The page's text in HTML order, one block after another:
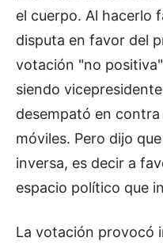
el cuerpo. Al hacerlo
disputa en favor del
votación "no
siendo
desempató en
móviles. Pero dijo
inversa, es decir a
espacio político que
La votación provocó